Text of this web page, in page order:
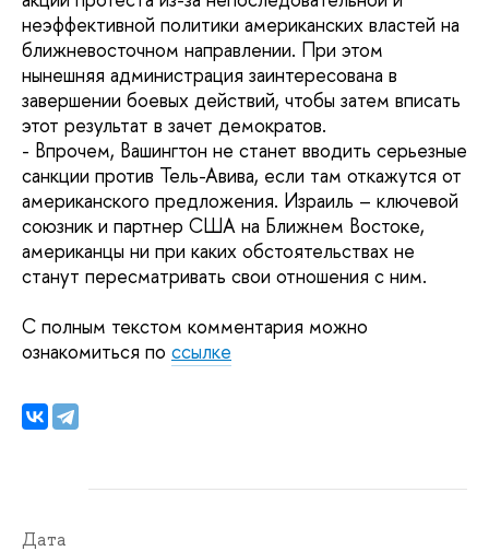
неэффективной политики американских властей на
ближневосточном направлении. При этом
нынешняя администрация заинтересована в
завершении боевых действий, чтобы затем вписать
этот результат в зачет демократов.
- Впрочем, Вашингтон не станет вводить серьезные
санкции против Тель-Авива, если там откажутся от
американского предложения. Израиль – ключевой
союзник и партнер США на Ближнем Востоке,
американцы ни при каких обстоятельствах не
станут пересматривать свои отношения с ним.
С полным текстом комментария можно
ознакомиться по ссылке
Дата